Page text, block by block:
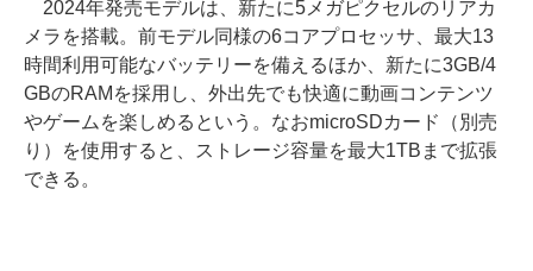
2024年発売モデルは、新たに5メガピクセルのリアカ
メラを搭載。前モデル同様の6コアプロセッサ、最大13
時間利用可能なバッテリーを備えるほか、新たに3GB/4
GBのRAMを採用し、外出先でも快適に動画コンテンツ
やゲームを楽しめるという。なおmicroSDカード（別売
り）を使用すると、ストレージ容量を最大1TBまで拡張
できる。